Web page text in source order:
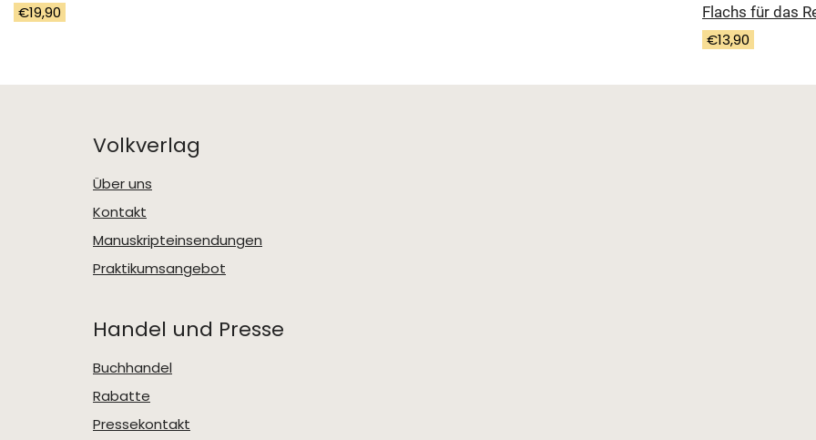
€19,90 Flachs für das
€13,90
Volkverlag
Über uns
Kontakt
Manuskripteinsendungen
Praktikumsangebot
Handel und Presse
Buchhandel
Rabatte
Pressekontakt